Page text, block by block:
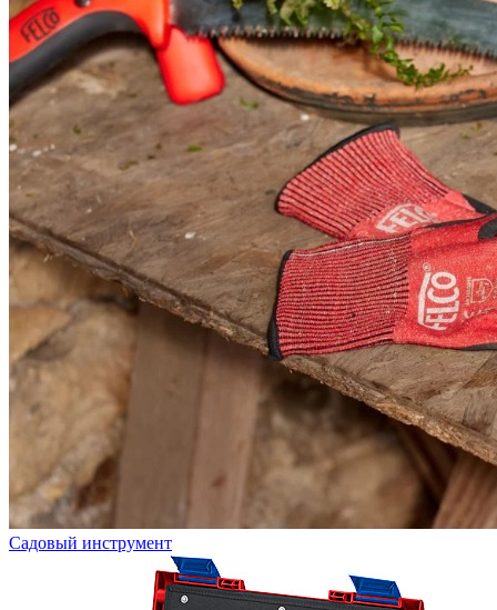
Садовый инструмент